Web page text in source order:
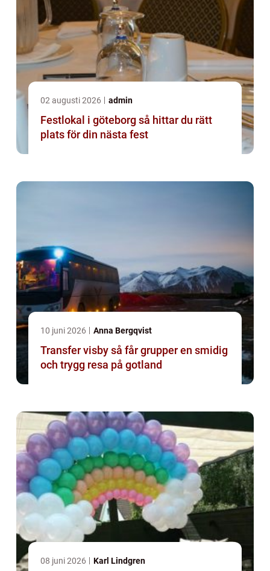
02 augusti 2026 admin
Festlokal i göteborg så hittar du rätt
plats för din nästa fest
10 juni 2026 Anna Bergqvist
Transfer visby så får grupper en smidig
och trygg resa på gotland
08 juni 2026 Karl Lindgren